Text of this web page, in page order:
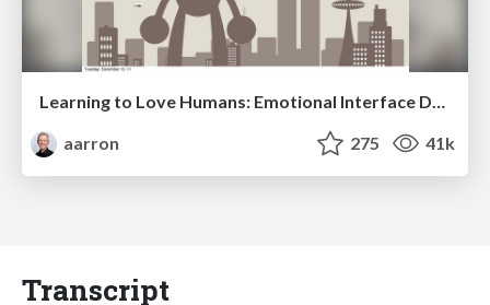
aarron
275 41k
Transcript